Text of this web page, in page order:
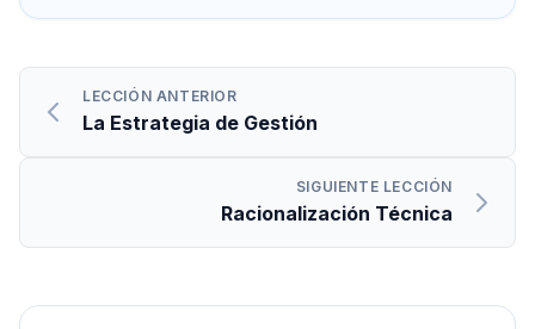
LECCIÓN ANTERIOR
La Estrategia de Gestión
SIGUIENTE LECCIÓN
Racionalización Técnica